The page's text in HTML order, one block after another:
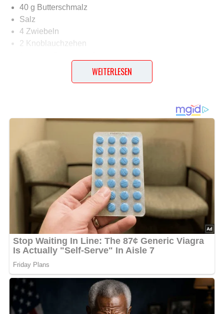
40 g Butterschmalz
Salz
4 Zwiebeln
2 Knoblauchzehen
1 halbierter Kalbsfuß
1 Thymianzweig
30 g Butter
Lob, Kritik, Fragen oder Anregungen zum Rezept?
Dann hinterlasse doch bitte einen Kommentar am
Ende dieser Seite & auch eine Bewertung!
Und so wird es gemacht…
Speck in dünne Streifen schneiden und kurz in das
Gefriergerät geben. Fleisch in Faserrichtung mit den
Speckstreifen spicken. Öl, Rotwein, Thymian und Pfeffer
mischen. Das Fleisch in der Marinade zugedeckt über
Nacht ziehen lassen. Butterschmalz in einem Bräter
erhitzen und das Fleisch darin rundherum anbraten, mit
WEITERLESEN